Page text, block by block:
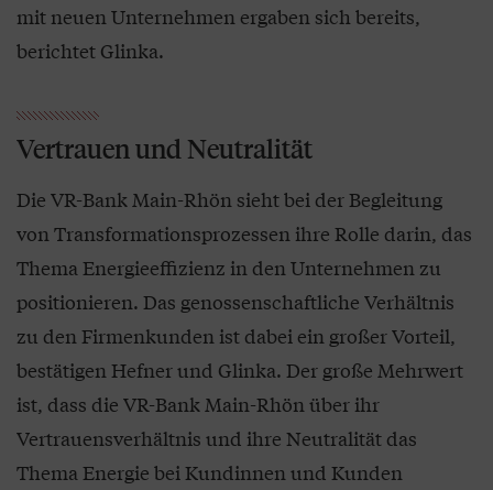
mit neuen Unternehmen ergaben sich bereits,
berichtet Glinka.
Vertrauen und Neutralität
Die VR-Bank Main-Rhön sieht bei der Begleitung
von Transformationsprozessen ihre Rolle darin, das
Thema Energieeffizienz in den Unternehmen zu
positionieren. Das genossenschaftliche Verhältnis
zu den Firmenkunden ist dabei ein großer Vorteil,
bestätigen Hefner und Glinka. Der große Mehrwert
ist, dass die VR-Bank Main-Rhön über ihr
Vertrauensverhältnis und ihre Neutralität das
Thema Energie bei Kundinnen und Kunden